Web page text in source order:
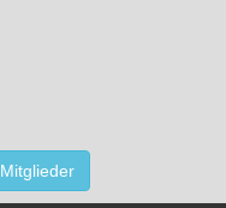
Mitglieder